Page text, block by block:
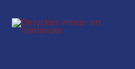
naar